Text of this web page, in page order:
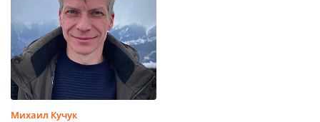
Михаил Кучук